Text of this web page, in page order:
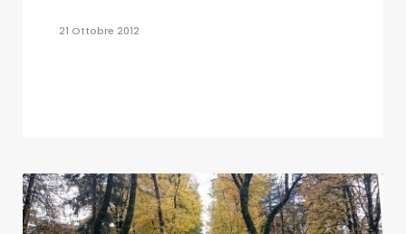
21 Ottobre 2012